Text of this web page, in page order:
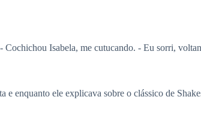
Isabela, me cutucando. - Eu sorri,
e enquanto ele explicava sobre o clássico de